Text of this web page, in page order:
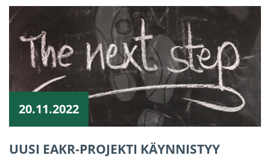
20.11.2022
UUSI EAKR-PROJEKTI KÄYNNISTYY